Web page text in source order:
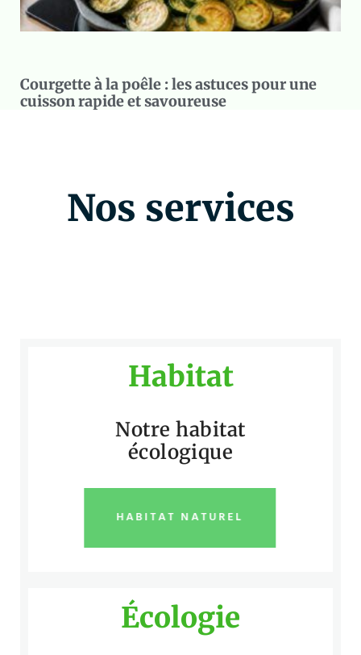
Courgette à la poêle : les astuces pour une
cuisson rapide et savoureuse
Nos services
Habitat
Notre habitat
écologique
HABITAT NATUREL
Écologie